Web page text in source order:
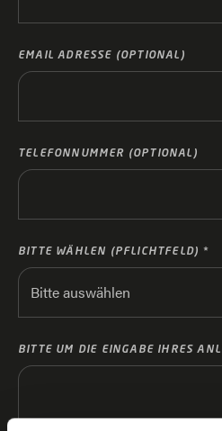
EMAIL ADRESSE (OPTIONAL)
TELEFONNUMMER (OPTIONAL)
BITTE WÄHLEN (PFLICHTFELD)
BITTE UM DIE EINGABE IHRES